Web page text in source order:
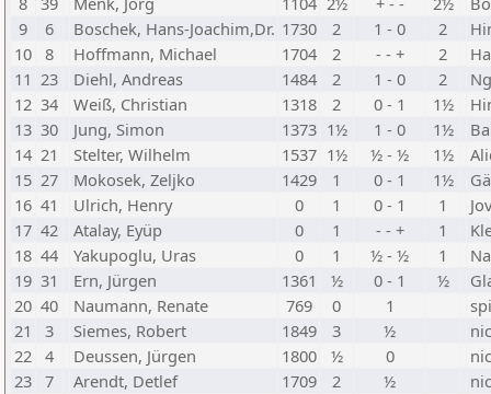
9
6 Boschek, Hans-Joachim,Dr. 1730 2 1 - 0 2
10
8 Hoffmann, Michael 1704 2 - - + 2
11 23 Diehl, Andreas 1484 2 1 - 0 2
12 34 Weiß, Christian 1318 2 0 - 1 1½
13 30 Jung, Simon 1373 1½ 1 - 0 1½
14 21 Stelter, Wilhelm 1537 1½ ½ - ½ 1½
15 27 Mokosek, Zeljko 1429 1 0 - 1 1½
16 41 Ulrich, Henry 0 1 0 - 1 1
17 42 Atalay, Eyüp 0 1 - - + 1
18 44 Yakupoglu, Uras 0 1 ½ - ½ 1
19 31 Ern, Jürgen 1361 ½ 0 - 1 ½
20 40 Naumann, Renate 769 0 1
21
3 Siemes, Robert 1849 3 ½
22
4 Deussen, Jürgen 1800 ½ 0
23
7 Arendt, Detlef 1709 2 ½